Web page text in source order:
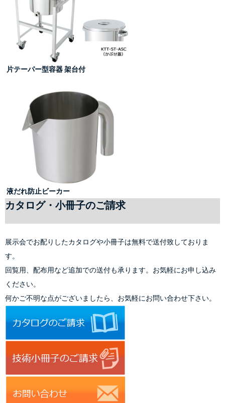
片テーパー型容器 架台付
液だれ防止ビーカー
カタログ・小冊子のご請求
展示会でお配りしたカタログや小冊子は無料で送付致しておりま
す。
回覧用、配布用など追加での送付も承ります。お気軽にお申し込み
ください。
何かご不明な点がございましたら、お気軽にお問い合わせ下さい。